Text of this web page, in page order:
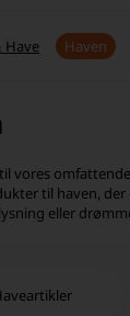
Have Haven
vores
til haven,
eller